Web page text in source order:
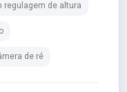
regulagem de altura
de ré